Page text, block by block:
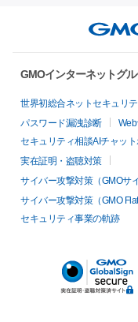
GMOインターネットグ
世界初総合ネットセキュリ
パスワード漏洩診断
セキュリティ相談AIチャット
実在証明・盗聴対策
サイバー攻撃対策（GMOサ
サイバー攻撃対策（GMO
セキュリティ事業の軌跡